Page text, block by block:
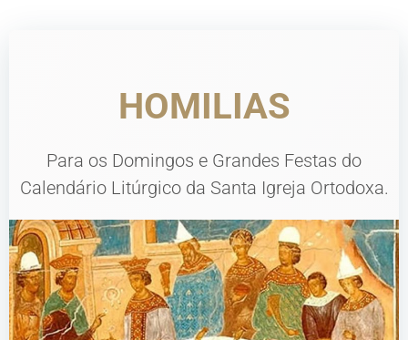
HOMILIAS
Para os Domingos e Grandes Festas do
Calendário Litúrgico da Santa Igreja Ortodoxa.